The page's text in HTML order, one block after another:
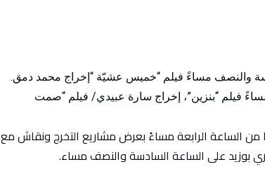
الرابعة مساءً فيلم “بنزين”، إخراج سارة عبيدي/ فيلم “صمت
يوم السبت 1 فيفري انطلاقا من الساعة الرابعة مساءً بعرض مشاريع التخرج ونقاش مع
بوزيد على الساعة السادسة والنصف مساء.